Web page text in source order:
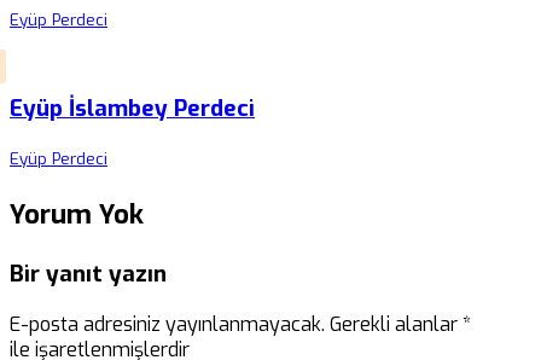
Eyüp Perdeci
Eyüp İslambey Perdeci
Eyüp Perdeci
Yorum Yok
Bir yanıt yazın
E-posta adresiniz yayınlanmayacak. Gerekli alanlar*
ile işaretlenmişlerdir